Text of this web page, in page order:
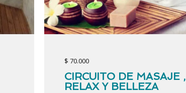
$ 70.000
CIRCUITO DE MASAJE ,
RELAX Y BELLEZA